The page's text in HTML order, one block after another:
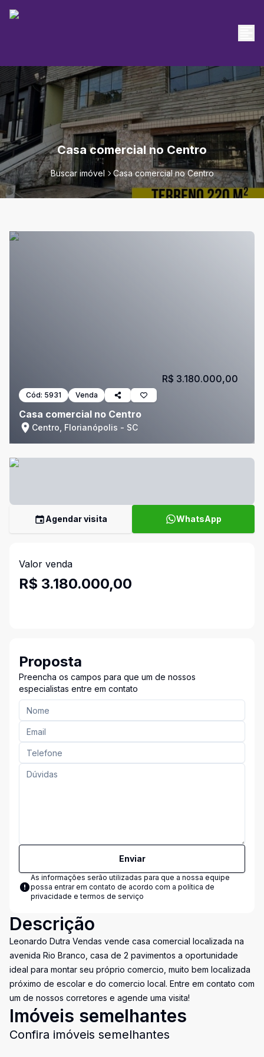
Casa comercial no Centro
Buscar imóvel Casa comercial no Centro
Cód: 5931 Venda
Casa comercial no Centro
Centro, Florianópolis - SC
R$ 3.180.000,00
Agendar visita WhatsApp
Valor venda
R$ 3.180.000,00
Proposta
Preencha os campos para que um de nossos
especialistas entre em contato
Enviar
As informações serão utilizadas para que a nossa equipe
possa entrar em contato de acordo com a política de
privacidade e termos de serviço
Descrição
Leonardo Dutra Vendas vende casa comercial localizada na
avenida Rio Branco, casa de 2 pavimentos a oportunidade
ideal para montar seu próprio comercio, muito bem localizada
próximo de escolar e do comercio local. Entre em contato com
um de nossos corretores e agende uma visita!
Imóveis semelhantes
Confira imóveis semelhantes